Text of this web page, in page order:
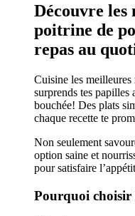
Découvre les
poitrine de
repas au
Cuisine les meilleures
surprends tes papilles
bouchée! Des plats
chaque recette te
Non seulement
option saine et
pour satisfaire
Pourquoi choisir